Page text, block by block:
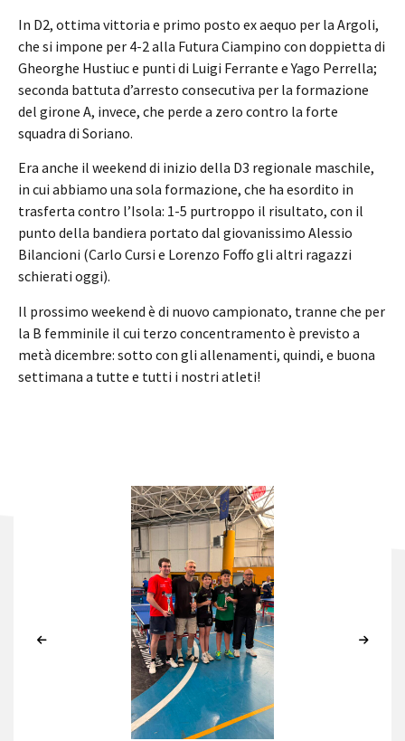
In D2, ottima vittoria e primo posto ex aequo per la Argoli,
che si impone per 4-2 alla Futura Ciampino con doppietta di
Gheorghe Hustiuc e punti di Luigi Ferrante e Yago Perrella;
seconda battuta d’arresto consecutiva per la formazione
del girone A, invece, che perde a zero contro la forte
squadra di Soriano.
Era anche il weekend di inizio della D3 regionale maschile,
in cui abbiamo una sola formazione, che ha esordito in
trasferta contro l’Isola: 1-5 purtroppo il risultato, con il
punto della bandiera portato dal giovanissimo Alessio
Bilancioni (Carlo Cursi e Lorenzo Foffo gli altri ragazzi
schierati oggi).
Il prossimo weekend è di nuovo campionato, tranne che per
la B femminile il cui terzo concentramento è previsto a
metà dicembre: sotto con gli allenamenti, quindi, e buona
settimana a tutte e tutti i nostri atleti!